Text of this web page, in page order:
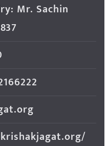
Mr. Sachin